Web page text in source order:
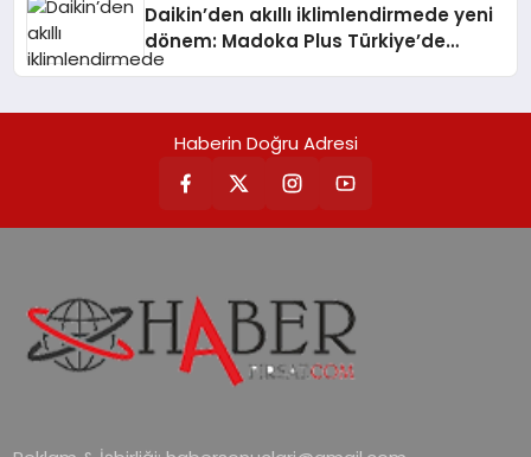
Daikin’den akıllı iklimlendirmede yeni
dönem: Madoka Plus Türkiye’de
Daikin’in kullanıcı dostu tasarımıyla
teknolojilerle donatılmış son modeli
VRV kontrol ünitesi Madoka Plus
Türkiye’de satışa sunuldu. Tam
dokunmatik ekranı, mobil uygulama
desteği ve akıllı sensör entegrasyonu
verimli hale getiriyor. Enerji
verimliliğini artırırken modern yaşam
alanlarında teknolojiyi estetik ile bulu
Haberin Doğru Adresi